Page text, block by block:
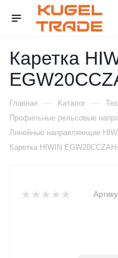
Каретка
Главная — Каталог —
Профильные рельсовые
Линейные направляющие
Каретка HIWIN